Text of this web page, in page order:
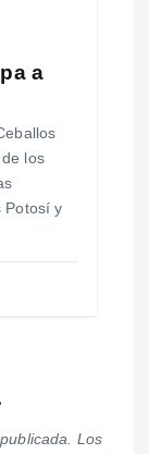
a
los
Potosí y
Los